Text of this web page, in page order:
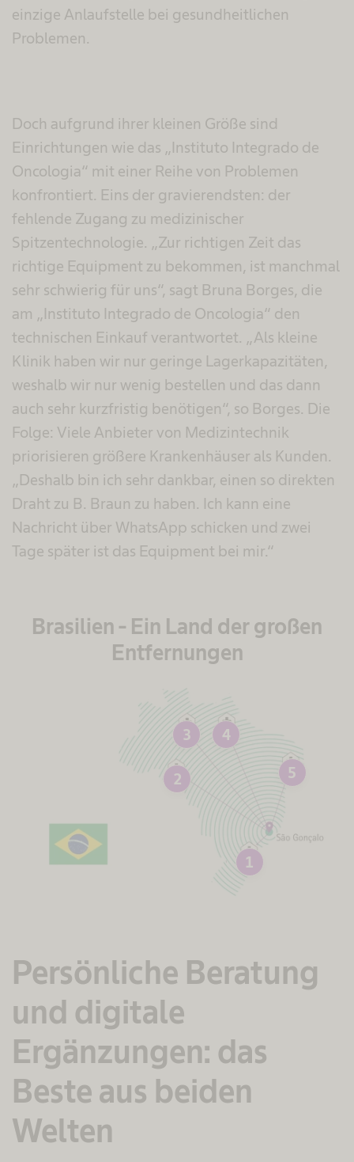
einzige Anlaufstelle bei gesundheitlichen
Problemen.
Doch aufgrund ihrer kleinen Größe sind
Einrichtungen wie das „Instituto Integrado de
Oncologia“ mit einer Reihe von Problemen
konfrontiert. Eins der gravierendsten: der
fehlende Zugang zu medizinischer
Spitzentechnologie. „Zur richtigen Zeit das
richtige Equipment zu bekommen, ist manchmal
sehr schwierig für uns“, sagt Bruna Borges, die
am „Instituto Integrado de Oncologia“ den
technischen Einkauf verantwortet. „Als kleine
Klinik haben wir nur geringe Lagerkapazitäten,
weshalb wir nur wenig bestellen und das dann
auch sehr kurzfristig benötigen“, so Borges. Die
Folge: Viele Anbieter von Medizintechnik
priorisieren größere Krankenhäuser als Kunden.
„Deshalb bin ich sehr dankbar, einen so direkten
Draht zu B. Braun zu haben. Ich kann eine
Nachricht über WhatsApp schicken und zwei
Tage später ist das Equipment bei mir.“
Brasilien - Ein Land der großen
Entfernungen
1
2
3 4
5
Persönliche Beratung
und digitale
Ergänzungen: das
Beste aus beiden
Welten